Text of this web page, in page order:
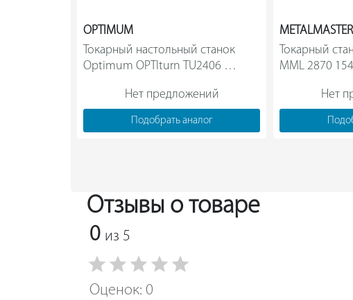
OPTIMUM
Токарный настольный станок
Optimum OPTIturn TU2406
Нет предложений
Подобрать аналог
METALMASTER
Токарный
Нет
Отзывы о товаре
0 из 5
Оценок: 0